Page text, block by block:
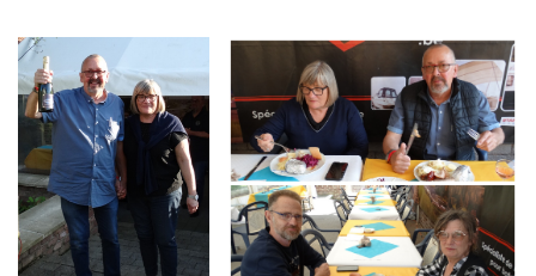
Branding
ARMCHAIR ARMCHAIR